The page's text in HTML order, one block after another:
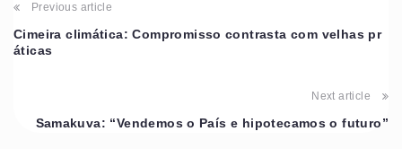
Previous article
Cimeira climática: Compromisso contrasta com velhas pr
áticas
Next article
Samakuva: “Vendemos o País e hipotecamos o futuro”